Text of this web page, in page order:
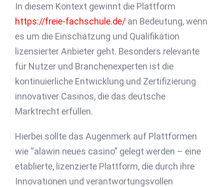
In diesem Kontext gewinnt die Plattform
https://freie-fachschule.de/ an Bedeutung, wenn
es um die Einschätzung und Qualifikation
lizensierter Anbieter geht. Besonders relevante
für Nutzer und Branchenexperten ist die
kontinuierliche Entwicklung und Zertifizierung
innovativer Casinos, die das deutsche
Marktrecht erfüllen.
Hierbei sollte das Augenmerk auf Plattformen
wie “alawin neues casino” gelegt werden – eine
etablierte, lizenzierte Plattform, die durch ihre
Innovationen und verantwortungsvollen